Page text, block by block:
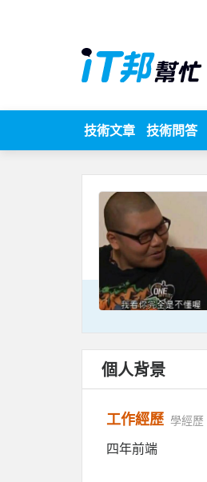
技術文章 技術問答
個人背景
工作經歷 學經歷
四年前端